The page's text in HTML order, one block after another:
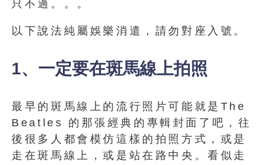
只不過。。。
以下說法純屬娛樂消遣，請勿對座入號。
1、一定要在斑馬線上拍照
最早的斑馬線上的流行照片可能就是The
Beatles 的那張經典的專輯封面了吧，往
後很多人都會模仿這樣的拍照方式，或是
走在斑馬線上，或是站在路中央。看似走